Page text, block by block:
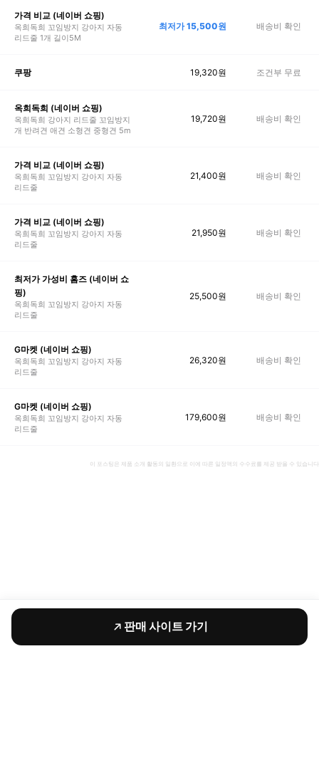
가격 비교 (네이버 쇼핑)
옥희독희 꼬임방지 강아지 자동
리드줄 1개 길이5M
최저가15,500원 배송비 확인
쿠팡 19,320원 조건부 무료
옥희독희 (네이버 쇼핑)
옥희독희 강아지 리드줄 꼬임방지
개 반려견 애견 소형견 중형견 5m
19,720원 배송비 확인
가격 비교 (네이버 쇼핑)
옥희독희 꼬임방지 강아지 자동
리드줄
21,400원 배송비 확인
가격 비교 (네이버 쇼핑)
옥희독희 꼬임방지 강아지 자동
리드줄
21,950원 배송비 확인
최저가 가성비 홈즈 (네이버 쇼
핑)
옥희독희 꼬임방지 강아지 자동
리드줄
25,500원 배송비 확인
G마켓 (네이버 쇼핑)
옥희독희 꼬임방지 강아지 자동
리드줄
26,320원 배송비 확인
G마켓 (네이버 쇼핑)
옥희독희 꼬임방지 강아지 자동
리드줄
179,600원 배송비 확인
이 포스팅은 제품 소개 활동의 일환으로 이에 따른 일정액의 수수료를 제공 받을 수 있습니다
판매 사이트 가기